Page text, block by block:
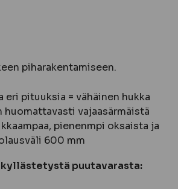
piharakentamiseen.
pituuksia = vähäinen hukka
huomattavasti vajaasärmäistä
pienenmpi oksaista ja
600 mm
puutavarasta: